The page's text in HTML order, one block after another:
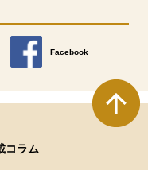
Facebook
別のウィンドウで開きます
コラム